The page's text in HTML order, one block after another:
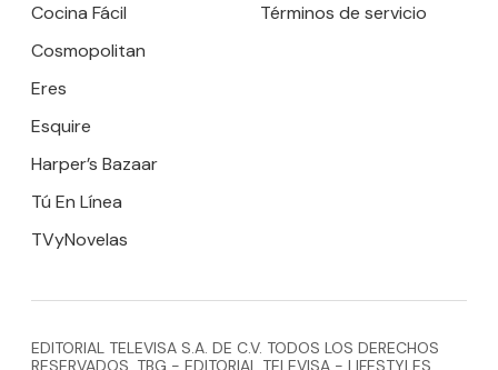
Cocina Fácil
Cosmopolitan
Eres
Esquire
Harper’s Bazaar
Tú En Línea
TVyNovelas
Términos de servicio
EDITORIAL TELEVISA S.A. DE C.V. TODOS LOS DERECHOS
RESERVADOS. TBG - EDITORIAL TELEVISA - LIFESTYLES